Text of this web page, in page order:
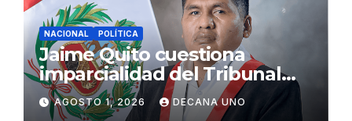
NACIONAL POLÍTICA
Jaime Quito cuestiona
imparcialidad del Tribunal
Constitucional tras liberación
de Ollanta Humala
AGOSTO 1, 2026 DECANA UNO